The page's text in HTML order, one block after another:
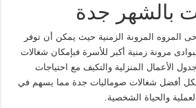
بالشهر جدة
المروه المرونة الزمنية حيث يمكن أن توفر
مرونة زمنية أكبر للأسرة فبإمكان شغالات
تنظيم جدول الأعمال المنزلية والتكيف مع احتياجات
أفضل شغالات صوماليات جدة مما يسهم في
والحياة الشخصية.